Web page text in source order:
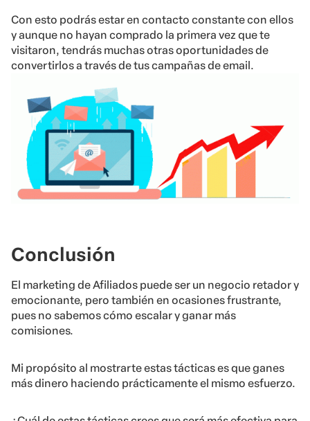
Con esto podrás estar en contacto constante con ellos
y aunque no hayan comprado la primera vez que te
visitaron, tendrás muchas otras oportunidades de
convertirlos a través de tus campañas de email.
Conclusión
El marketing de Afiliados puede ser un negocio retador y
emocionante, pero también en ocasiones frustrante,
pues no sabemos cómo escalar y ganar más
comisiones.
Mi propósito al mostrarte estas tácticas es que ganes
más dinero haciendo prácticamente el mismo esfuerzo.